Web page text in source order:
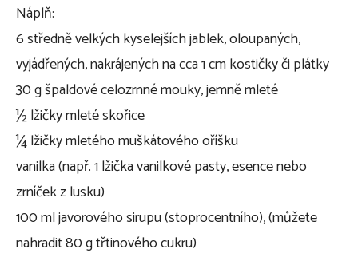
Náplň:
6 středně velkých kyselejších jablek, oloupaných,
vyjádřených, nakrájených na cca 1 cm kostičky či plátky
30 g špaldové celozrnné mouky, jemně mleté
½ lžičky mleté skořice
¼ lžičky mletého muškátového oříšku
vanilka (např. 1 lžička vanilkové pasty, esence nebo
zrníček z lusku)
100 ml javorového sirupu (stoprocentního), (můžete
nahradit 80 g třtinového cukru)